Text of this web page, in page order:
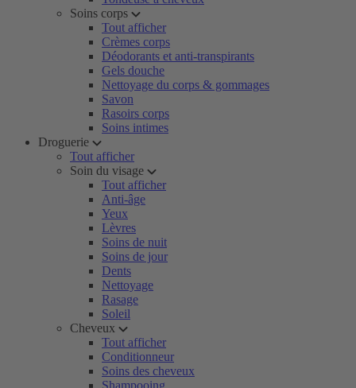
Soins corps
Tout afficher
Crèmes corps
Déodorants et anti-transpirants
Gels douche
Nettoyage du corps & gommages
Savon
Rasoirs corps
Soins intimes
Droguerie
Tout afficher
Soin du visage
Tout afficher
Anti-âge
Yeux
Lèvres
Soins de nuit
Soins de jour
Dents
Nettoyage
Rasage
Soleil
Cheveux
Tout afficher
Conditionneur
Soins des cheveux
Shampooing